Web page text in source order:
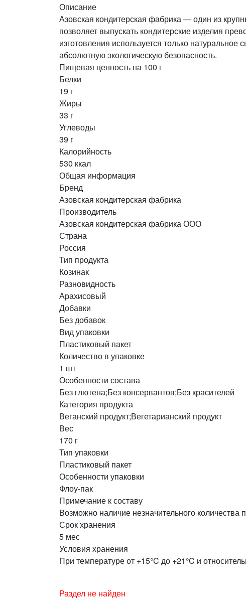
Описание
Азовская кондитерская фабрика — один из
позволяет выпускать кондитерские изделия
изготовления используется только
абсолютную экологическую безопасность.
Пищевая ценность на 100 г
Белки
19 г
Жиры
33 г
Углеводы
39 г
Калорийность
530 ккал
Общая информация
Бренд
Азовская кондитерская фабрика
Производитель
Азовская кондитерская фабрика ООО
Страна
Россия
Тип продукта
Козинак
Разновидность
Арахисовый
Добавки
Без добавок
Вид упаковки
Пластиковый пакет
Количество в упаковке
1 шт
Особенности состава
Без глютена;Без консервантов;Без красителей
Категория продукта
Веганский продукт;Вегетарианский продукт
Вес
170 г
Тип упаковки
Пластиковый пакет
Особенности упаковки
Флоу-пак
Примечание к составу
Возможно наличие незначительного количества
Срок хранения
5 мес
Условия хранения
При температуре от +15°C до +21°C и
Раздел не найден